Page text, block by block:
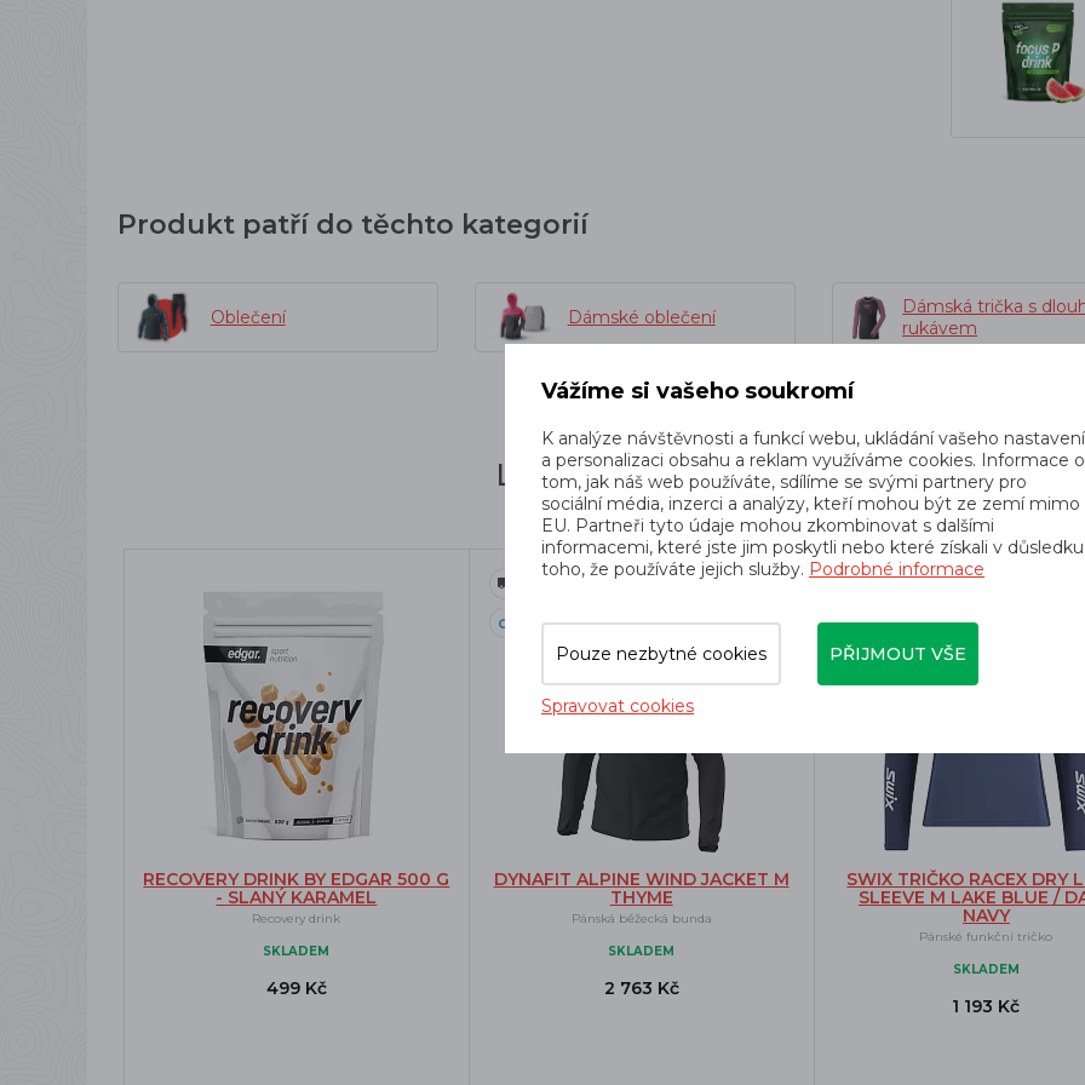
Produkt patří do těchto kategorií
Oblečení Dámské oblečení
Dámská trička s
rukávem
Lidé k tomuto produktu nejčastěji
RECOVERY DRINK BY EDGAR 500 G
- SLANÝ KARAMEL
Recovery drink
SKLADEM
499 Kč
-15%
Doprava zdarma
DYNAFIT ALPINE WIND JACKET M
THYME
Pánská běžecká bunda
SKLADEM
2 763 Kč
SWIX TRIČKO RACEX DRY
SLEEVE M LAKE BLUE /
NAVY
Pánské funkční tričko
SKLADEM
1 193 Kč
Vážíme si vašeho soukromí
K analýze návštěvnosti a funkcí webu, ukládání vašeho nastavení
a personalizaci obsahu a reklam využíváme cookies. Informace o
tom, jak náš web používáte, sdílíme se svými partnery pro
sociální média, inzerci a analýzy, kteří mohou být ze zemí mimo
EU. Partneři tyto údaje mohou zkombinovat s dalšími
informacemi, které jste jim poskytli nebo které získali v důsledku
toho, že používáte jejich služby. Podrobné informace
Pouze nezbytné cookies PŘIJMOUT VŠE
Spravovat cookies